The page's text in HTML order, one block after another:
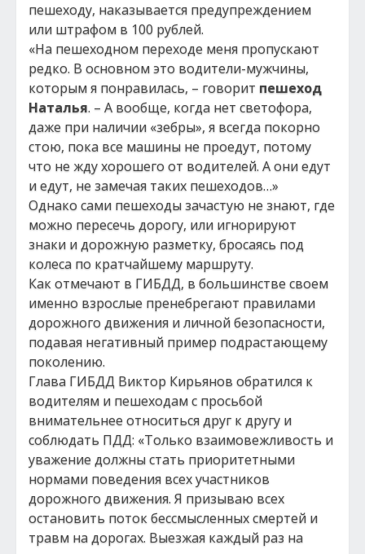
пешеходу, наказывается предупреждением
или штрафом в 100 рублей.
«На пешеходном переходе меня пропускают
редко. В основном это водители-мужчины,
которым я понравилась, – говорит пешеход
Наталья. – А вообще, когда нет светофора,
даже при наличии «зебры», я всегда покорно
стою, пока все машины не проедут, потому
что не жду хорошего от водителей. А они едут
и едут, не замечая таких пешеходов…»
Однако сами пешеходы зачастую не знают, где
можно пересечь дорогу, или игнорируют
знаки и дорожную разметку, бросаясь под
колеса по кратчайшему маршруту.
Как отмечают в ГИБДД, в большинстве своем
именно взрослые пренебрегают правилами
дорожного движения и личной безопасности,
подавая негативный пример подрастающему
поколению.
Глава ГИБДД Виктор Кирьянов обратился к
водителям и пешеходам с просьбой
внимательнее относиться друг к другу и
соблюдать ПДД: «Только взаимовежливость и
уважение должны стать приоритетными
нормами поведения всех участников
дорожного движения. Я призываю всех
остановить поток бессмысленных смертей и
травм на дорогах. Выезжая каждый раз на